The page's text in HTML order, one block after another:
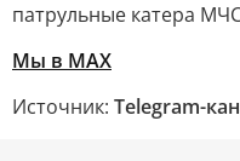
патрульные катера
Мы в MAX
Источник: Telegram-